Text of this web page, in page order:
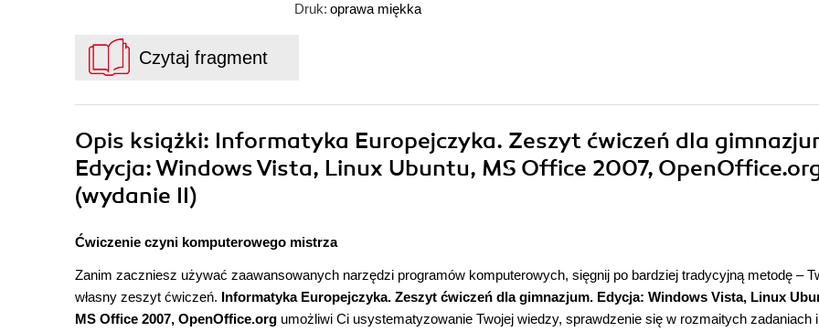
Druk: oprawa miękka
Czytaj fragment
Opis książki: Informatyka Europejczyka. Zeszyt ćwiczeń dla
Edycja: Windows Vista, Linux Ubuntu, MS Office 2007,
(wydanie II)
Ćwiczenie czyni komputerowego mistrza
Zanim zaczniesz używać zaawansowanych narzędzi programów komputerowych, sięgnij po bardziej tradycyjną metodę –
własny zeszyt ćwiczeń. Informatyka Europejczyka. Zeszyt ćwiczeń dla gimnazjum. Edycja: Windows Vista, Linux
MS Office 2007, OpenOffice.org umożliwi Ci usystematyzowanie Twojej wiedzy, sprawdzenie się w rozmaitych zadaniach